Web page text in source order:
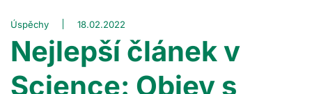
Úspěchy 18.02.2022
Nejlepší článek v
Science: Objev s